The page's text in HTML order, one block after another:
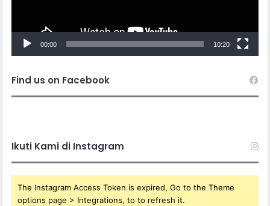
00:00 10:20
Find us on Facebook
Ikuti Kami di Instagram
The Instagram Access Token is expired, Go to the Theme
options page > Integrations, to to refresh it.